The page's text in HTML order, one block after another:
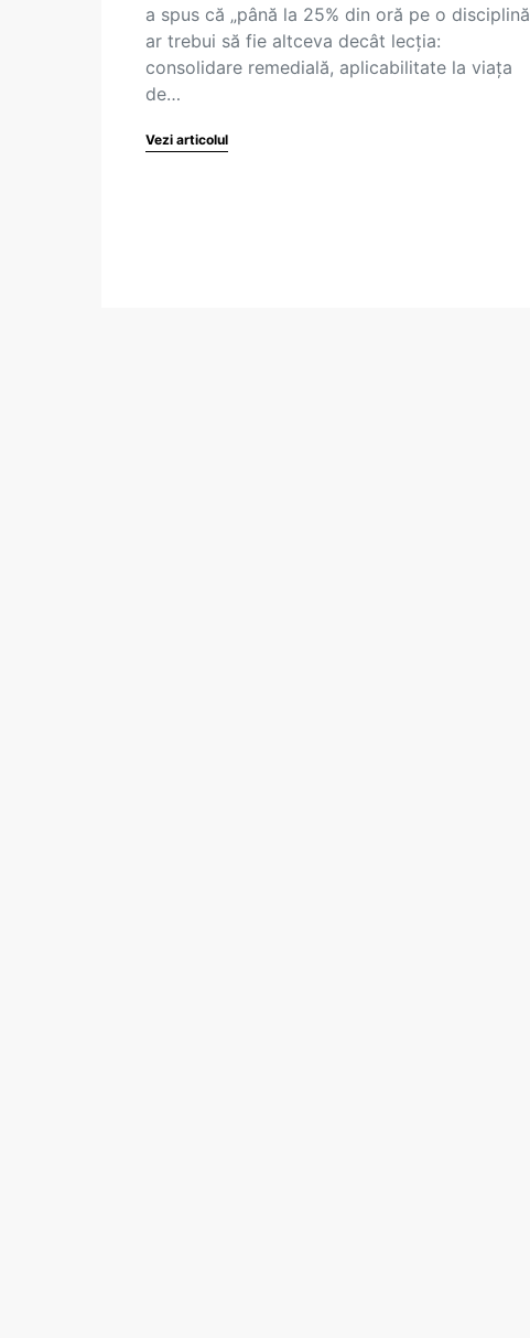
a spus că „până la 25% din oră pe o disciplină
ar trebui să fie altceva decât lecția:
consolidare remedială, aplicabilitate la viața
de…
Vezi articolul